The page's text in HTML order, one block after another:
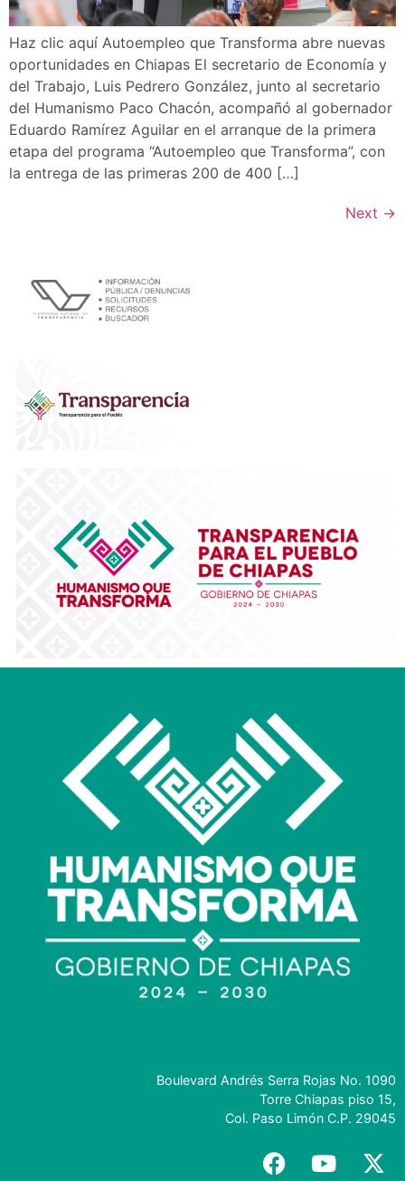
Haz clic aquí Autoempleo que Transforma abre nuevas
oportunidades en Chiapas El secretario de Economía y
del Trabajo, Luis Pedrero González, junto al secretario
del Humanismo Paco Chacón, acompañó al gobernador
Eduardo Ramírez Aguilar en el arranque de la primera
etapa del programa “Autoempleo que Transforma”, con
la entrega de las primeras 200 de 400 […]
Next →
Boulevard Andrés Serra Rojas No. 1090
Torre Chiapas piso 15,
Col. Paso Limón C.P. 29045